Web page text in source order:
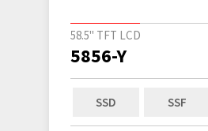
58.5" TFT LCD
5856-Y
SSD SSF